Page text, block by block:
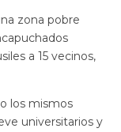
zona pobre
a 15 vecinos,
los mismos
universitarios y